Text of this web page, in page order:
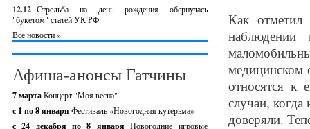
12.12 Стрельба на день рождения обернулась
"букетом" статей УК РФ
Все новости »
Афиша-анонсы Гатчины
7 мартаКонцерт "Моя весна"
с 1 по 8 января Фестиваль «Новогодняя кутерьма»
с 24 декабря по 8 январяНовогодние игровые
Как
медицинском
относятся к
случаи,
доверяли.